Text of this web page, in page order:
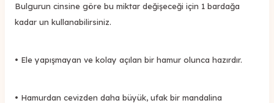
Bulgurun cinsine göre bu miktar değişeceği için 1 bardağa
kadar un kullanabilirsiniz.
• Ele yapışmayan ve kolay açılan bir hamur olunca hazırdır.
• Hamurdan cevizden daha büyük, ufak bir mandalina